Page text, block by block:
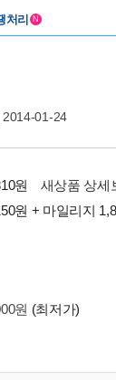
처리N
01-24
원
새상품 상세
원 + 마일리지
원 (최저가)